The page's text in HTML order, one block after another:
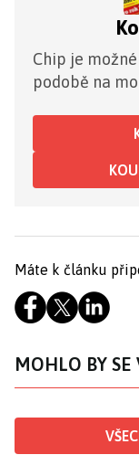
Chip je
podobě na
Máte k článku
MOHLO BY